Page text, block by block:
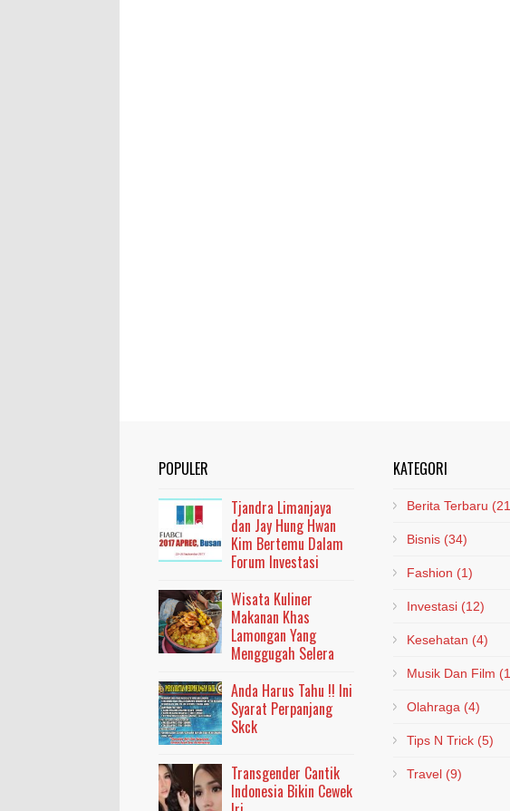
POPULER
Tjandra Limanjaya
dan Jay Hung Hwan
Kim Bertemu Dalam
Forum Investasi
Wisata Kuliner
Makanan Khas
Lamongan Yang
Menggugah Selera
Anda Harus Tahu !! Ini
Syarat Perpanjang
Skck
Transgender Cantik
Indonesia Bikin Cewek
KATEGORI
Berita Terbaru
Bisnis (34)
Fashion (1)
Investasi (12)
Kesehatan (4)
Musik Dan Film
Olahraga (4)
Tips N Trick (5)
Travel (9)